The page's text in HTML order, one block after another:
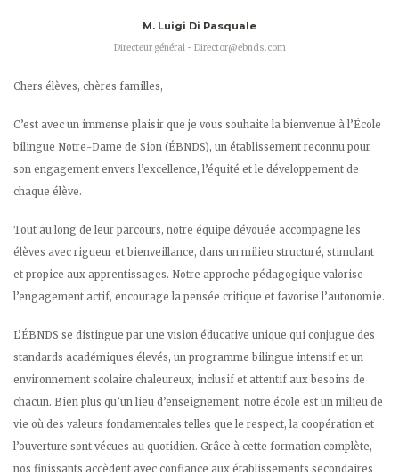
M. Luigi Di Pasquale
Directeur général - Director@ebnds.com
Chers élèves, chères familles,
C’est avec un immense plaisir que je vous souhaite la bienvenue à l’École
bilingue Notre-Dame de Sion (ÉBNDS), un établissement reconnu pour
son engagement envers l’excellence, l’équité et le développement de
chaque élève.
Tout au long de leur parcours, notre équipe dévouée accompagne les
élèves avec rigueur et bienveillance, dans un milieu structuré, stimulant
et propice aux apprentissages. Notre approche pédagogique valorise
l’engagement actif, encourage la pensée critique et favorise l’autonomie.
L’ÉBNDS se distingue par une vision éducative unique qui conjugue des
standards académiques élevés, un programme bilingue intensif et un
environnement scolaire chaleureux, inclusif et attentif aux besoins de
chacun. Bien plus qu’un lieu d’enseignement, notre école est un milieu de
vie où des valeurs fondamentales telles que le respect, la coopération et
l’ouverture sont vécues au quotidien. Grâce à cette formation complète,
nos finissants accèdent avec confiance aux établissements secondaires